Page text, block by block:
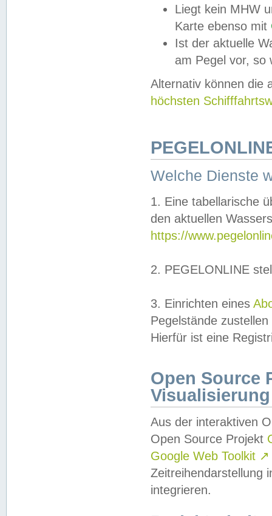
Liegt kein MHW
Karte ebenso mit
Ist der aktuelle
am Pegel vor,
Alternativ können die
höchsten
Welche Dienste
1. Eine tabellarische
den aktuellen
https://
2. PEGELONLINE
3. Einrichten eines
Pegelstände
Hierfür ist eine
Open Source
Visualisierung
Aus der interaktiven
Open Source Projekt
Google Web Toolkit ↗
Zeitreihendarstellung
integrieren.